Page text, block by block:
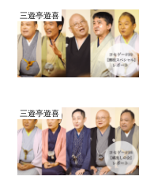
三遊亭遊喜
三遊亭遊喜